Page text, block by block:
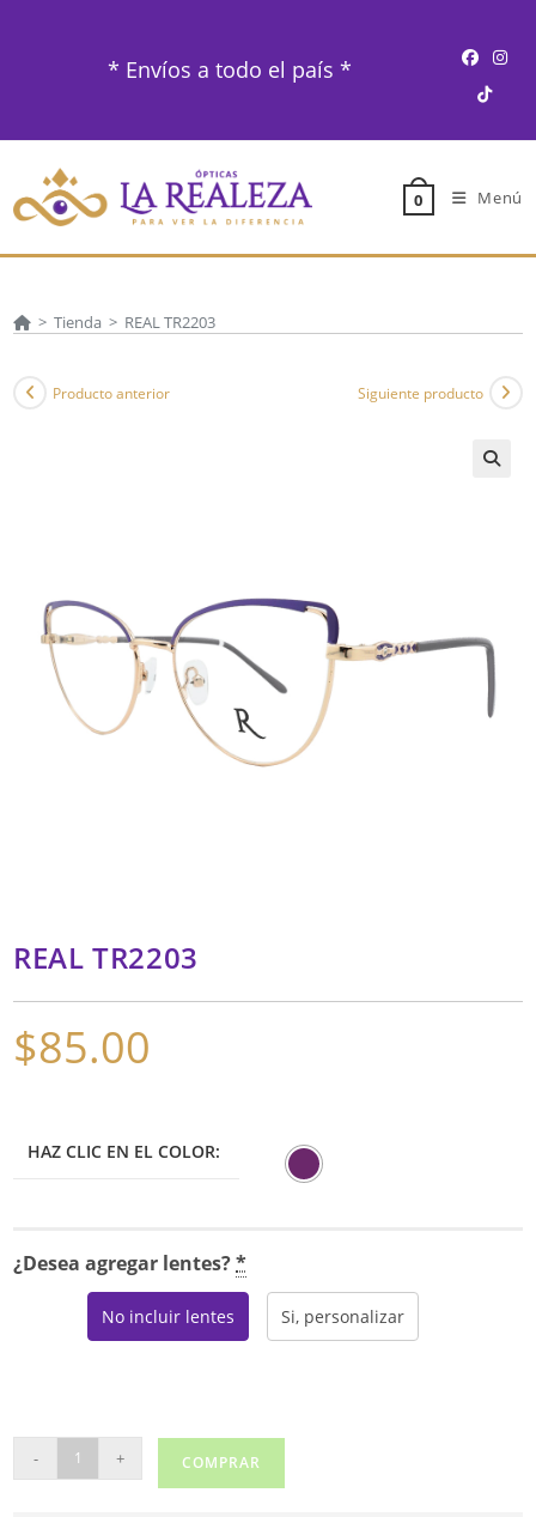
* Envíos a todo el país *
0 Menú
> Tienda > REAL TR2203
Producto anterior Siguiente producto
REAL TR2203
$85.00
HAZ CLIC EN EL COLOR:
¿Desea agregar lentes?*
No incluir lentes Si, personalizar
TR2203
- + COMPRAR